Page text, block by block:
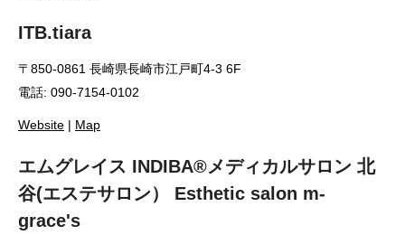
ITB.tiara
〒850-0861 長崎県長崎市江戸町4-3 6F
電話: 090-7154-0102
Website | Map
エムグレイス INDIBA®️メディカルサロン 北
谷(エステサロン） Esthetic salon m-
grace's